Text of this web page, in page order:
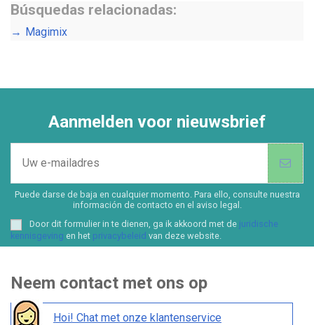
Búsquedas relacionadas:
Magimix
Aanmelden voor nieuwsbrief
Puede darse de baja en cualquier momento. Para ello, consulte nuestra
información de contacto en el aviso legal.
Door dit formulier in te dienen, ga ik akkoord met de juridische
kennisgeving en het privacybeleid van deze website.
Neem contact met ons op
Hoi! Chat met onze klantenservice